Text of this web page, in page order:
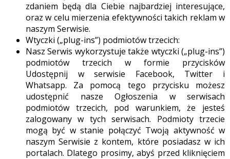
zdaniem będą dla Ciebie najbardziej interesujące,
oraz w celu mierzenia efektywności takich reklam w
naszym Serwisie.
Wtyczki („plug-ins”) podmiotów trzecich:
Nasz Serwis wykorzystuje także wtyczki („plug-ins”)
podmiotów trzecich w formie przycisków
Udostępnij w serwisie Facebook, Twitter i
Whatsapp. Za pomocą tego przycisku możesz
udostępnić nasze Ogłoszenia w serwisach
podmiotów trzecich, pod warunkiem, że jesteś
zalogowany w tych serwisach. Podmioty trzecie
mogą być w stanie połączyć Twoją aktywność w
naszym Serwisie z kontem, które posiadasz w ich
portalach. Dlatego prosimy, abyś przed kliknięciem